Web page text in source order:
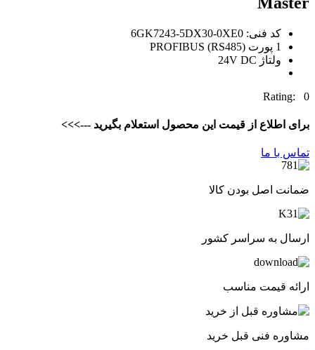
کد فنی: 6GK7243-5DX30-0XE0
1 پورت PROFIBUS (RS485)
ولتاژ 24V DC
Rating: 0
برای اطلاع از قیمت این محصول استعلام بگیرید --->>>
تماس با ما
ضمانت اصل بودن کالا
ارسال به سراسر کشور
ارائه قیمت مناسب
مشاوره فنی قبل خرید